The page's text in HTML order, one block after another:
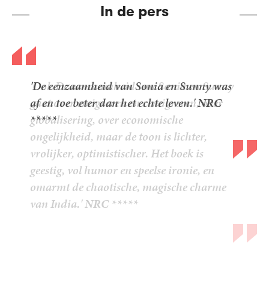
In de pers
'Ook De eenzaamheid van Sonia en Sunny
gaat over emigreren en remigreren, over
globalisering, over economische
ongelijkheid, maar de toon is lichter,
vrolijker, optimistischer. Het boek is
geestig, vol humor en speelse ironie, en
omarmt de chaotische, magische charme
van India.'NRC *****